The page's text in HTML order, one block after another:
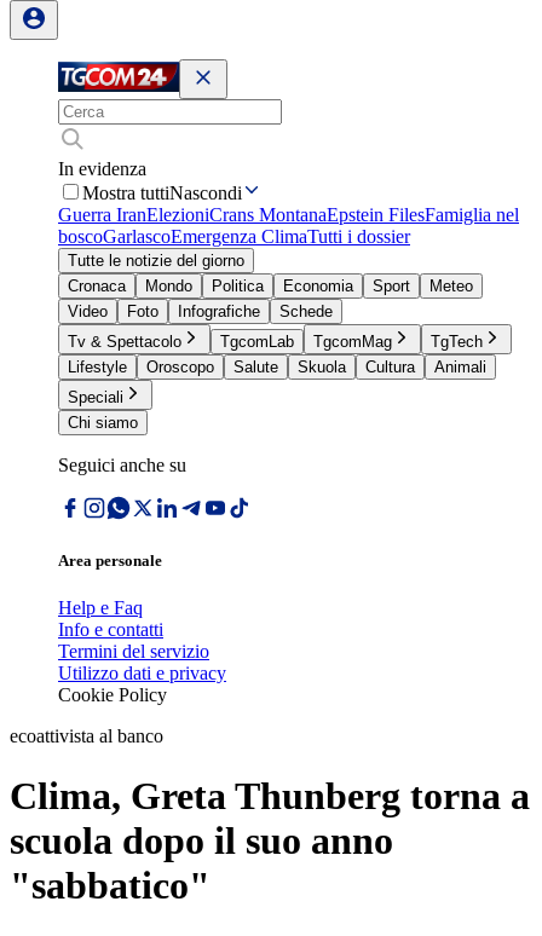
In evidenza
Mostra tuttiNascondi
Guerra IranElezioniCrans MontanaEpstein FilesFamiglia nel
boscoGarlascoEmergenza ClimaTutti i dossier
Tutte le notizie del giorno
Cronaca
Mondo Politica Economia Sport
Meteo
Video
Foto Infografiche
Schede
Tv & Spettacolo
TgcomLab TgcomMag
TgTech
Lifestyle
Oroscopo Salute Skuola Cultura
Animali
Speciali
Chi siamo
Seguici anche su
Area personale
Help e Faq
Info e contatti
Termini del servizio
Utilizzo dati e privacy
Cookie Policy
ecoattivista al banco
Clima, Greta Thunberg torna a
scuola dopo il suo anno
"sabbatico"